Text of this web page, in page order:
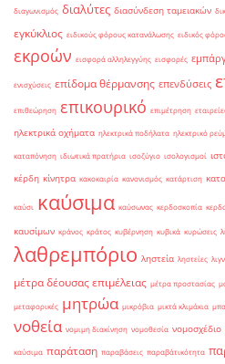
διαγωνισμός διαλύτες διασύνδεση ταμειακών
εγκύκλιος ειδικούς φόρους κατανάλωσης ειδικός
εκροών εισφορά αλληλεγγύης εισφορές
ενισχύσεις επίδομα θέρμανσης επενδύσεις
επιθεώρηση επικουρικό επιμέτρηση
ηλεκτρικά οχήματα ηλεκτρικά ποδήλατα ηλεκτρικό
καταπόνηση ιδιωτικά πρατήρια ισοζύγιο ισολογισμοί
κέρδη κίνητρα κακοκαιρία κανονισμός κατάρτιση
καύσι καύσιμα καύσωνας κερδοσκοπία
καυσίμων κράνος κράτος κυβέρνηση κυβικά κυρώσεις
λαθρεμπόριο ληστεία ληστείες
μέτρα δέουσας επιμέλειας μέτρα προστασίας
μεταφορικές μητρώα μικρόβια μικτά κλιμάκια
νοθεία νομιμη διακίνηση νομοθεσία νομοσχέδιο
καύσιμα παράταση παραβάσεις παραβάτικότητα